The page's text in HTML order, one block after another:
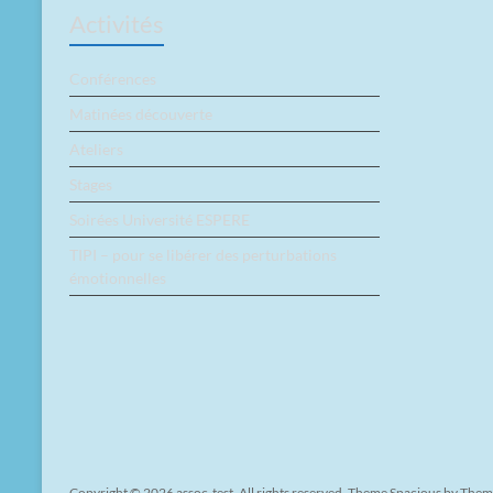
Activités
Conférences
Matinées découverte
Ateliers
Stages
Soirées Université ESPERE
TIPI – pour se libérer des perturbations
émotionnelles